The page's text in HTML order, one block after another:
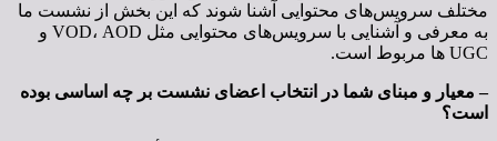
مختلف سرویس‌های محتوایی آشنا شوند که این بخش از نشست ما
به معرفی و آشنایی با سرویس‌های محتوایی مثل VOD، AOD و
UGC ها مربوط است.
– معیار و مبنای شما در انتخاب اعضای نشست بر چه اساسی بوده
است؟